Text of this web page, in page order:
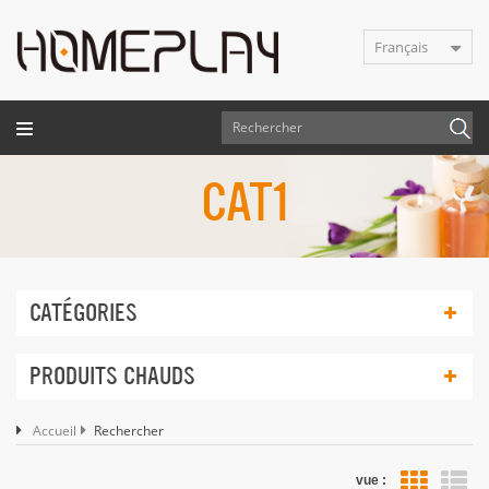
Français
CAT1
CATÉGORIES
PRODUITS CHAUDS
Accueil Rechercher
vue :